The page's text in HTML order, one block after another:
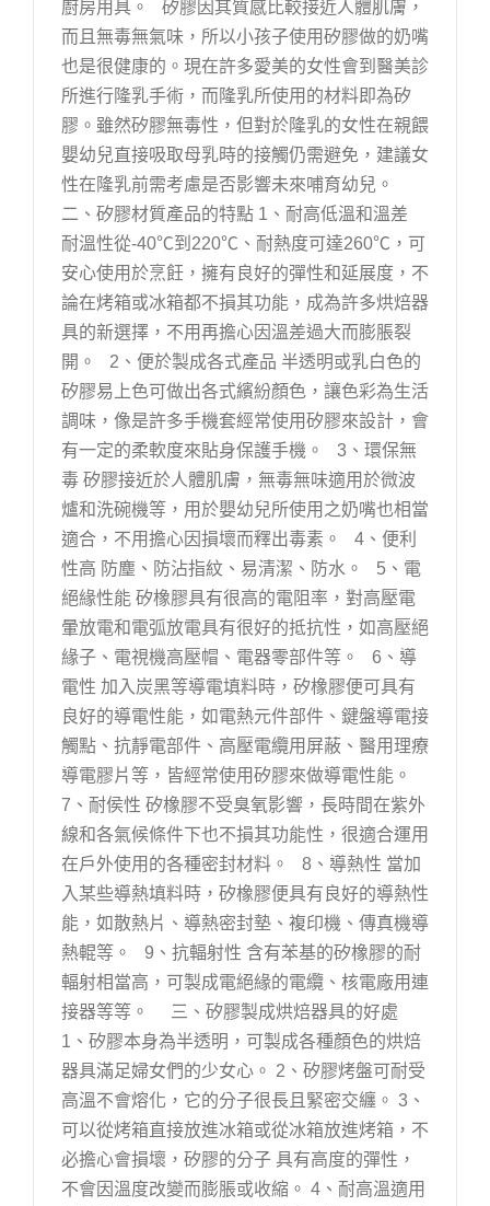
廚房用具。 矽膠因其質感比較接近人體肌膚，
而且無毒無氣味，所以小孩子使用矽膠做的奶嘴
也是很健康的。現在許多愛美的女性會到醫美診
所進行隆乳手術，而隆乳所使用的材料即為矽
膠。雖然矽膠無毒性，但對於隆乳的女性在親餵
嬰幼兒直接吸取母乳時的接觸仍需避免，建議女
性在隆乳前需考慮是否影響未來哺育幼兒。
二、矽膠材質產品的特點 1、耐高低溫和溫差
耐溫性從-40℃到220℃、耐熱度可達260℃，可
安心使用於烹飪，擁有良好的彈性和延展度，不
論在烤箱或冰箱都不損其功能，成為許多烘焙器
具的新選擇，不用再擔心因溫差過大而膨脹裂
開。 2、便於製成各式產品 半透明或乳白色的
矽膠易上色可做出各式繽紛顏色，讓色彩為生活
調味，像是許多手機套經常使用矽膠來設計，會
有一定的柔軟度來貼身保護手機。 3、環保無
毒 矽膠接近於人體肌膚，無毒無味適用於微波
爐和洗碗機等，用於嬰幼兒所使用之奶嘴也相當
適合，不用擔心因損壞而釋出毒素。 4、便利
性高 防塵、防沾指紋、易清潔、防水。 5、電
絕緣性能 矽橡膠具有很高的電阻率，對高壓電
暈放電和電弧放電具有很好的抵抗性，如高壓絕
緣子、電視機高壓帽、電器零部件等。 6、導
電性 加入炭黑等導電填料時，矽橡膠便可具有
良好的導電性能，如電熱元件部件、鍵盤導電接
觸點、抗靜電部件、高壓電纜用屏蔽、醫用理療
導電膠片等，皆經常使用矽膠來做導電性能。
7、耐侯性 矽橡膠不受臭氧影響，長時間在紫外
線和各氣候條件下也不損其功能性，很適合運用
在戶外使用的各種密封材料。 8、導熱性 當加
入某些導熱填料時，矽橡膠便具有良好的導熱性
能，如散熱片、導熱密封墊、複印機、傳真機導
熱輥等。 9、抗輻射性 含有苯基的矽橡膠的耐
輻射相當高，可製成電絕緣的電纜、核電廠用連
接器等等。 三、矽膠製成烘焙器具的好處
1、矽膠本身為半透明，可製成各種顏色的烘焙
器具滿足婦女們的少女心。 2、矽膠烤盤可耐受
高溫不會熔化，它的分子很長且緊密交纏。 3、
可以從烤箱直接放進冰箱或從冰箱放進烤箱，不
必擔心會損壞，矽膠的分子 具有高度的彈性，
不會因溫度改變而膨脹或收縮。 4、耐高溫適用